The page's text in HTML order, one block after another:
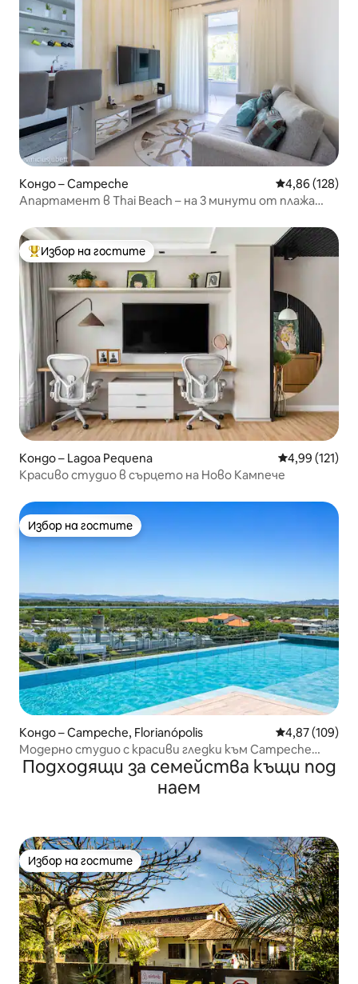
Кондо – Campeche Средна
4,86 (128)
Апартамент в Thai Beach – на 3 минути от плажа
Най-популярен избор на гостите
Избор на гостите
Кондо – Lagoa Pequena Средна
4,99 (121)
Красиво студио в сърцето на Ново Кампече
Избор на гостите
Избор на гостите
Кондо – Campeche, Florianópolis Средна
4,87 (109)
Модерно студио с красиви гледки към Campeche
OKA224
Подходящи за семейства къщи под
наем
Избор на гостите
Избор на гостите